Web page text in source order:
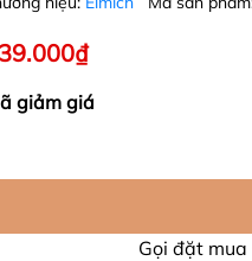
giảm giá
Gọi đặt mua